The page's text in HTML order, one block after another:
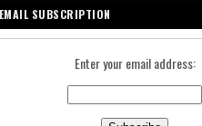
EMAIL SUBSCRIPTION
Enter your email address: